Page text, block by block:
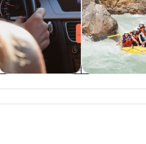
excursiones de un
día
acuáticas